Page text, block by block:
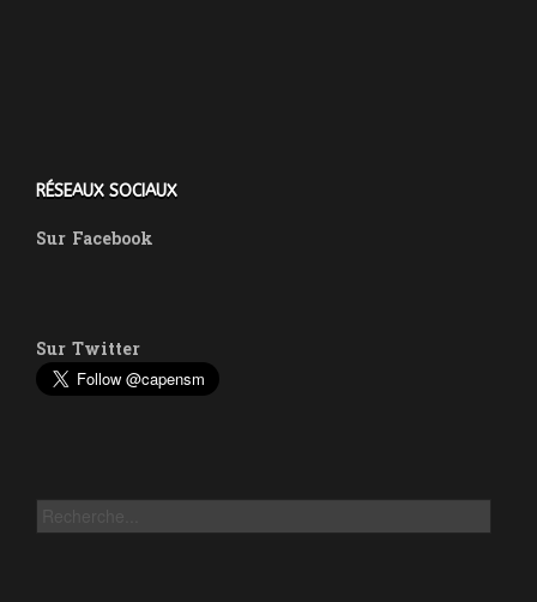
RÉSEAUX SOCIAUX
Sur Facebook
Sur Twitter
Rechercher